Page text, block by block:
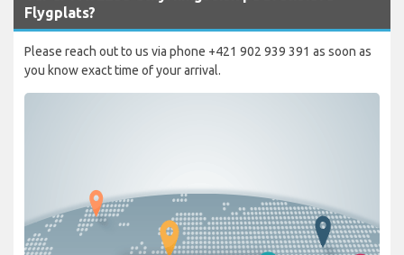
Flygplats?
Please reach out to us via phone +421 902 939 391 as soon as
you know exact time of your arrival.